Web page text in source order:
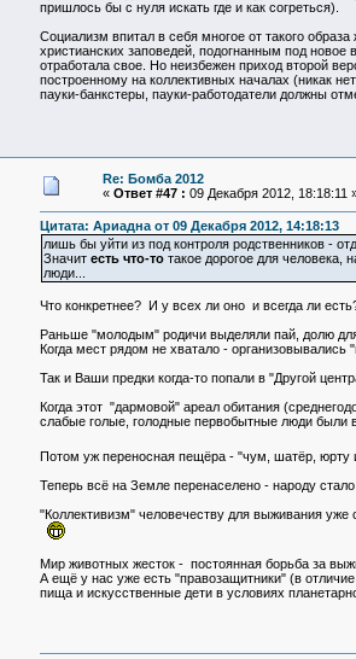
пришлось бы с нуля искать где и как согреться).
Социализм впитал в себя многое от такого
христианских заповедей, подогнанным под
отработала свое. Но неизбежен приход второй
построенному на коллективных началах (никак
пауки-банкстеры, пауки-работодатели должны
Re: Бомба 2012
« Ответ #47 : 09 Декабря 2012, 18:18:11
Цитата: Ариадна от 09 Декабря 2012, 14:18:13
лишь бы уйти из под контроля родственников -
Значит есть что-то такое дорогое для человека,
люди...
Что конкретнее? И у всех ли оно и всегда ли
Раньше "молодым" родичи выделяли пай, долю
Когда мест рядом не хватало - организовывались
Так и Ваши предки когда-то попали в "Другой
Когда этот "дармовой" ареал обитания
слабые голые, голодные первобытные люди были
Потом уж переносная пещёра - "чум, шатёр,
Теперь всё на Земле перенаселено - народу
"Коллективизм" человечеству для выживания
Мир животных жесток - постоянная борьба за
А ещё у нас уже есть "правозащитники" (в
пища и искусственные дети в условиях